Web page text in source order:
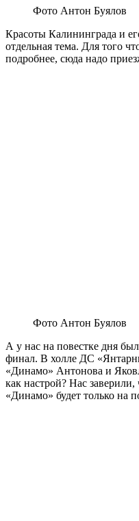
Фото Антон Буялов
Красоты Калининграда и
отдельная тема. Для того
подробнее, сюда надо
Фото Антон Буялов
А у нас на повестке дня
финал. В холле ДС
«Динамо» Антонова и
как настрой? Нас заверили,
«Динамо» будет только на